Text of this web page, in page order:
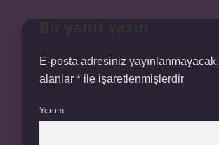
E-posta adresiniz yayınlanmayacak.
alanlar * ile işaretlenmişlerdir
Yorum